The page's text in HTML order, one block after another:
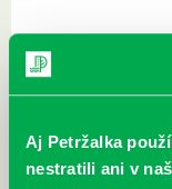
Aj Petržalka
nestratili ani v
Najbližšie
Čítame
ponuke
DNES